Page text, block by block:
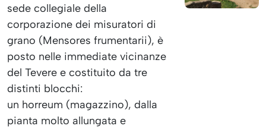
sede collegiale della
corporazione dei misuratori di
grano (Mensores frumentarii), è
posto nelle immediate vicinanze
del Tevere e costituito da tre
distinti blocchi:
un horreum (magazzino), dalla
pianta molto allungata e